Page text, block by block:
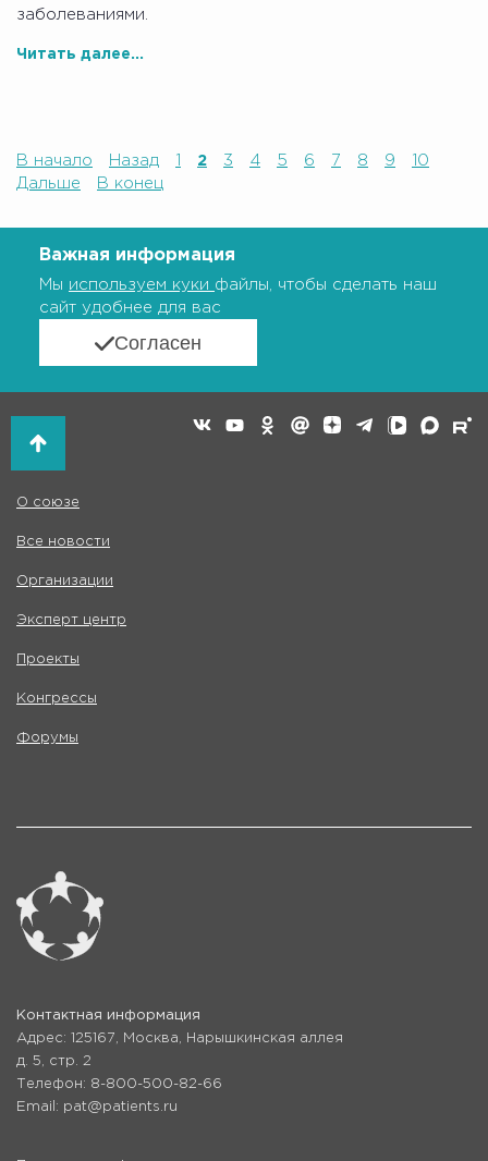
заболеваниями.
Читать далее...
В начало Назад 1 2 3 4 5 6 7 8 9
10
Дальше
В конец
Важная информация
Мы используем куки файлы, чтобы сделать наш
сайт удобнее для вас
Согласен
О союзе
Все новости
Организации
Эксперт центр
Проекты
Конгрессы
Форумы
Контактная информация
Адрес: 125167, Москва, Нарышкинская аллея
д. 5, стр. 2
Телефон: 8-800-500-82-66
Email: pat@patients.ru